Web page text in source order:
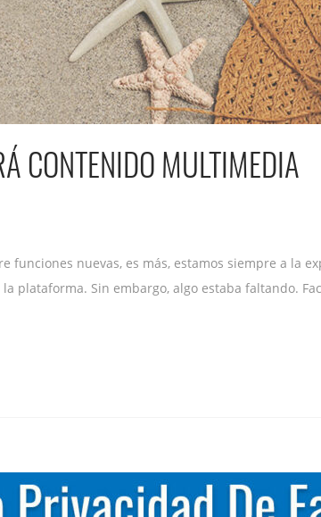
CONTENIDO MULTIMEDIA
funciones nuevas, es más, estamos siempre a la
plataforma. Sin embargo, algo estaba faltando.